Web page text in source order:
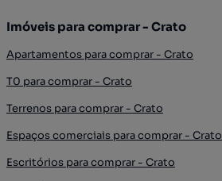
Imóveis para comprar - Crato
Apartamentos para comprar - Crato
T0 para comprar - Crato
Terrenos para comprar - Crato
Espaços comerciais para comprar - Crato
Escritórios para comprar - Crato